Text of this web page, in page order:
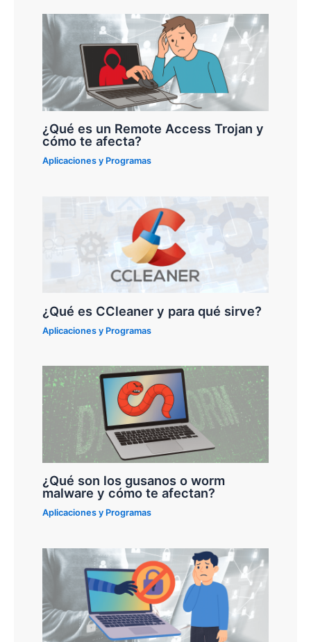
¿Qué es un Remote Access Trojan y
cómo te afecta?
Aplicaciones y Programas
¿Qué es CCleaner y para qué sirve?
Aplicaciones y Programas
¿Qué son los gusanos o worm
malware y cómo te afectan?
Aplicaciones y Programas